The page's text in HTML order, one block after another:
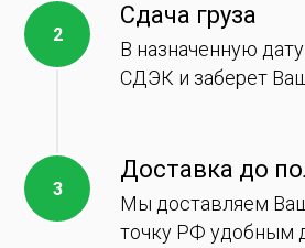
Сдача груза
В назначенную
СДЭК и заберет Ваш
Доставка до
Мы доставляем
точку РФ удобным